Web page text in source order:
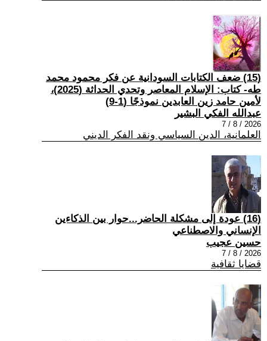
(15) ضعف الكتابات السودانية عن فكر محمود محمد
طه- كتاب: الإسلام المعاصر وتحدي الحداثة (2025)،
لأمين حامد زين العابدين نموذجًا (1-9)
عبدالله الفكي البشير
2026 / 8 / 7
العلمانية، الدين السياسي ونقد الفكر الديني
(16) عودة إلى مشكلة الحاضر...حوار بين الذكاءين
الإنساني والاصطناعي
حسين عجيب
2026 / 8 / 7
قضايا ثقافية